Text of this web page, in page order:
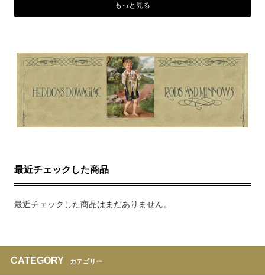
もっと見る
最近チェックした商品
最近チェックした商品はまだありません。
CATEGORY カテゴリー